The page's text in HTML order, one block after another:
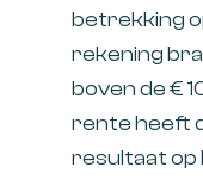
betrekking
rekening
boven de €
rente heeft
resultaat op